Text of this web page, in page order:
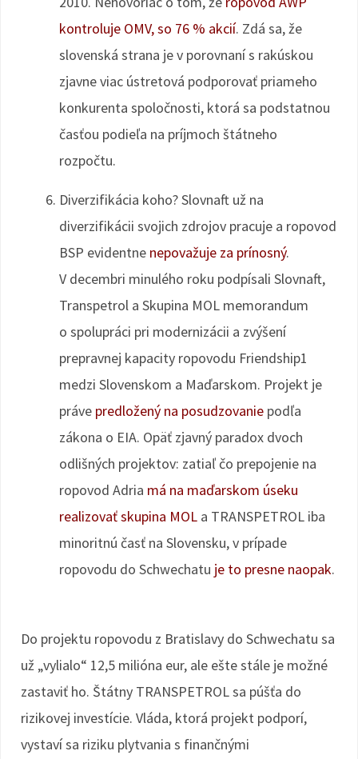
kontroluje OMV, so 76 % akcií. Zdá sa, že
slovenská strana je v porovnaní s rakúskou
zjavne viac ústretová podporovať priameho
konkurenta spoločnosti, ktorá sa podstatnou
časťou podieľa na príjmoch štátneho
rozpočtu.
Diverzifikácia koho? Slovnaft už na
diverzifikácii svojich zdrojov pracuje a ropovod
BSP evidentne nepovažuje za prínosný.
V decembri minulého roku podpísali Slovnaft,
Transpetrol a Skupina MOL memorandum
o spolupráci pri modernizácii a zvýšení
prepravnej kapacity ropovodu Friendship1
medzi Slovenskom a Maďarskom. Projekt je
práve predložený na posudzovanie podľa
zákona o EIA. Opäť zjavný paradox dvoch
odlišných projektov: zatiaľ čo prepojenie na
ropovod Adria má na maďarskom úseku
realizovať skupina MOL a TRANSPETROL iba
minoritnú časť na Slovensku, v prípade
ropovodu do Schwechatu je to presne naopak.
Do projektu ropovodu z Bratislavy do Schwechatu sa
už „vylialo“ 12,5 milióna eur, ale ešte stále je možné
zastaviť ho. Štátny TRANSPETROL sa púšťa do
rizikovej investície. Vláda, ktorá projekt podporí,
vystaví sa riziku plytvania s finančnými